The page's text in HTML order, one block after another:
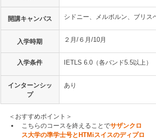
開講キャンパス シドニー、メルボルン、ブリス
入学時期 ２月/６月/10月
入学条件 IETLS 6.0（各バンド5.5以上）
インターンシッ
プ
あり
＜おすすめポイント＞
こちらのコースを終えることでサザンクロ
ス大学の準学士号とHTMiスイスのディプロ